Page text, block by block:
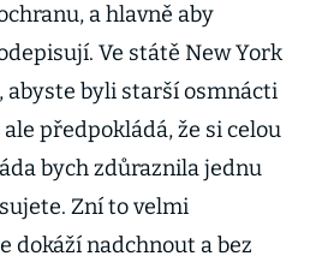
a hlavně aby
Ve státě New York
abyste byli starší osmnácti
předpokládá, že si celou
bych zdůraznila jednu
Zní to velmi
dokáží nadchnout a bez